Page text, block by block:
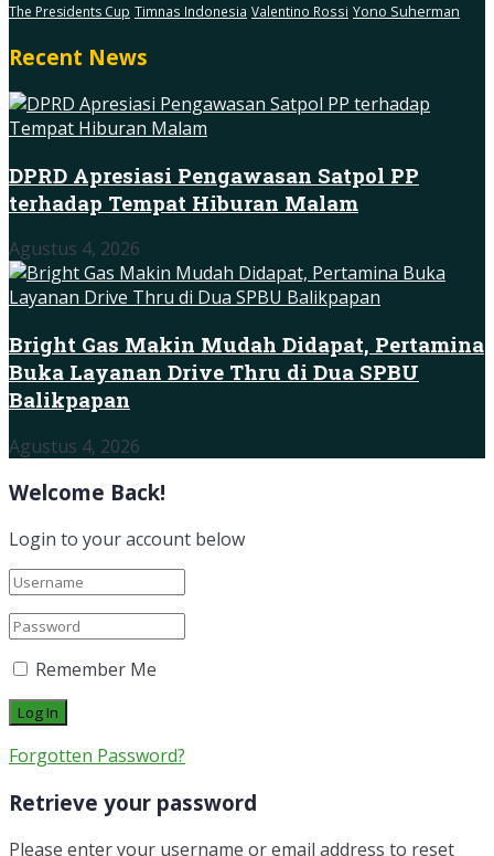
The Presidents Cup Timnas Indonesia Valentino Rossi Yono Suherman
Recent News
DPRD Apresiasi Pengawasan Satpol PP
terhadap Tempat Hiburan Malam
Agustus 4, 2026
Bright Gas Makin Mudah Didapat, Pertamina
Buka Layanan Drive Thru di Dua SPBU
Balikpapan
Agustus 4, 2026
Welcome Back!
Login to your account below
Remember Me
Forgotten Password?
Retrieve your password
Please enter your username or email address to reset